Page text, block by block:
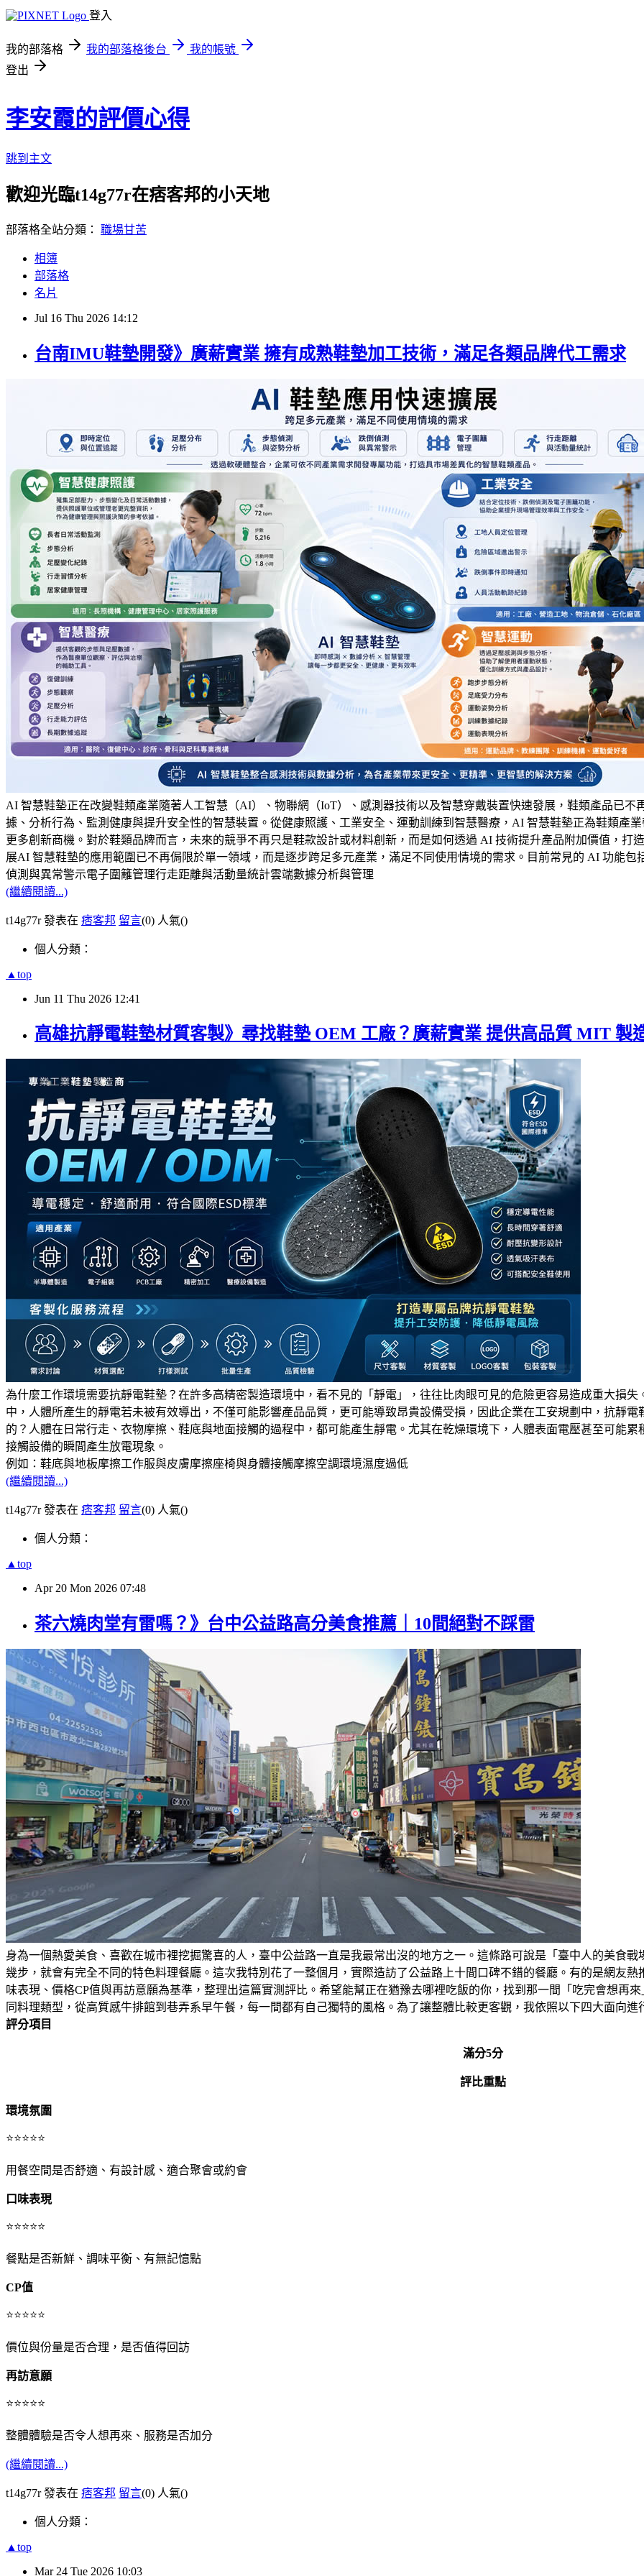
登入
我的部落格 我的部落格後台
我的帳號
登出
李安霞的評價心得
跳到主文
歡迎光臨t14g77r在痞客邦的小天地
部落格全站分類： 職場甘苦
相簿
部落格
名片
Jul 16 Thu 2026 14:12
台南IMU鞋墊開發》廣薪實業 擁有成熟鞋墊加工技術，滿足各類品牌代工需求
AI 智慧鞋墊正在改變鞋類產業隨著人工智慧（AI）、物聯網（IoT）、感測器技術以及智慧穿戴裝置快速發展，鞋類產品已
據、分析行為、監測健康與提升安全性的智慧裝置。從健康照護、工業安全、運動訓練到智慧醫療，AI 智慧鞋墊正為鞋類產
更多創新商機。對於鞋類品牌而言，未來的競爭不再只是鞋款設計或材料創新，而是如何透過 AI 技術提升產品附加價值，打
展AI 智慧鞋墊的應用範圍已不再侷限於單一領域，而是逐步跨足多元產業，滿足不同使用情境的需求。目前常見的 AI 功能
偵測與異常警示電子圍籬管理行走距離與活動量統計雲端數據分析與管理
(繼續閱讀...)
t14g77r 發表在 痞客邦 留言(0) 人氣()
個人分類：
▲top
Jun 11 Thu 2026 12:41
高雄抗靜電鞋墊材質客製》尋找鞋墊 OEM 工廠？廣薪實業 提供高品質 MIT 製
為什麼工作環境需要抗靜電鞋墊？ 在許多高精密製造環境中，看不見的「靜電」，往往比肉眼可見的危險更容易造成重大損
中，人體所產生的靜電若未被有效導出，不僅可能影響產品品質，更可能導致昂貴設備受損，因此企業在工安規劃中，抗靜
的？ 人體在日常行走、衣物摩擦、鞋底與地面接觸的過程中，都可能產生靜電。尤其在乾燥環境下，人體表面電壓甚至可能
接觸設備的瞬間產生放電現象。
例如：鞋底與地板摩擦工作服與皮膚摩擦座椅與身體接觸摩擦空調環境濕度過低
(繼續閱讀...)
t14g77r 發表在 痞客邦 留言(0) 人氣()
個人分類：
▲top
Apr 20 Mon 2026 07:48
茶六燒肉堂有雷嗎？》台中公益路高分美食推薦｜10間絕對不踩雷
身為一個熱愛美食、喜歡在城市裡挖掘驚喜的人，臺中公益路一直是我最常出沒的地方之一。這條路可說是「臺中人的美食
幾步，就會有完全不同的特色料理餐廳。這次我特別花了一整個月，實際造訪了公益路上十間口碑不錯的餐廳。有的是網友
味表現、價格CP值與再訪意願為基準，整理出這篇實測評比。希望能幫正在猶豫去哪裡吃飯的你，找到那一間「吃完會想再
同料理類型，從高質感牛排館到巷弄系早午餐，每一間都有自己獨特的風格。為了讓整體比較更客觀，我依照以下四大面向
評分項目
滿分5分
評比重點
環境氛圍
⭐⭐⭐⭐⭐
用餐空間是否舒適、有設計感、適合聚會或約會
口味表現
⭐⭐⭐⭐⭐
餐點是否新鮮、調味平衡、有無記憶點
CP值
⭐⭐⭐⭐⭐
價位與份量是否合理，是否值得回訪
再訪意願
⭐⭐⭐⭐⭐
整體體驗是否令人想再來、服務是否加分
(繼續閱讀...)
t14g77r 發表在 痞客邦 留言(0) 人氣()
個人分類：
▲top
Mar 24 Tue 2026 10:03